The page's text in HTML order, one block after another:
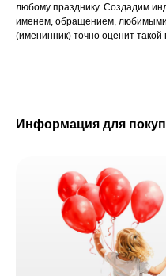
любому празднику. Создадим
именем, обращением,
(именинник) точно оценит такой
Информация для